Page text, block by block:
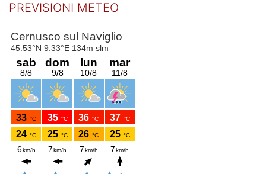
PREVISIONI METEO